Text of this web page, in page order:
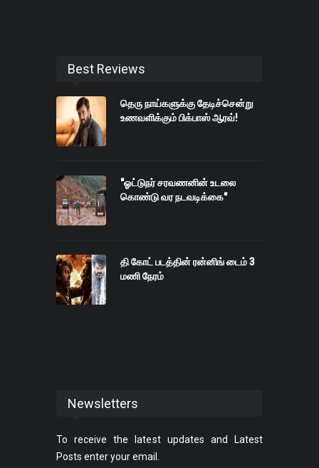
Best Reviews
தெரு நாய்களுக்கு தேடிச்சென்று
உணவளிக்கும் பிக்பாஸ் ஆரவ்!
"ஓட்டுநர் சரவணனின் உடலை
கொண்டு வர நடவடிக்கை"
தி கோட் படத்தின் ரன்னிங் டைம் 3
மணி நேரம்
Newsletters
To receive the latest updates and Latest
Posts enter your email.